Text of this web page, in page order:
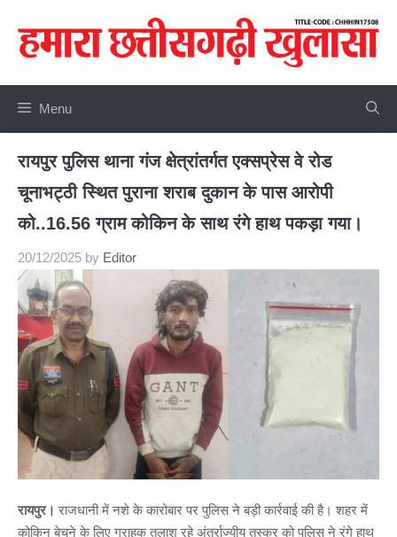
content
Menu
रायपुर पुलिस थाना गंज क्षेत्रांतर्गत एक्सप्रेस वे रोड
चूनाभट्ठी स्थित पुराना शराब दुकान के पास आरोपी
को..16.56 ग्राम कोकिन के साथ रंगे हाथ पकड़ा गया।
20/12/2025 by Editor
रायपुर। राजधानी में नशे के कारोबार पर पुलिस ने बड़ी कार्रवाई की है। शहर में
कोकिन बेचने के लिए ग्राहक तलाश रहे अंतर्राज्यीय तस्कर को पुलिस ने रंगे हाथ